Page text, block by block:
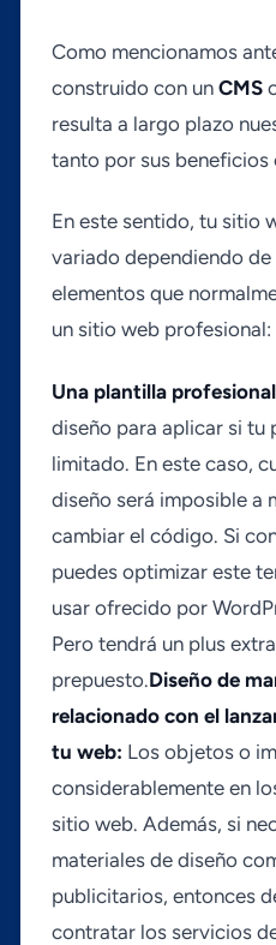
Como mencionamos
construido con un CMS
resulta a largo plazo
tanto por sus beneficios
En este sentido, tu sitio
variado dependiendo
elementos que
un sitio web profesional:
Una plantilla
diseño para aplicar si tu
limitado. En este caso,
diseño será imposible a
cambiar el código. Si
puedes optimizar este
usar ofrecido por
Pero tendrá un plus
prepuesto.Diseño de
relacionado con el
tu web: Los objetos o
considerablemente en
sitio web. Además, si
materiales de diseño
publicitarios, entonces
contratar los servicios